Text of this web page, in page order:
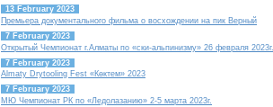
13 February 2023
Премьера документального фильма о восхождении на пик Верный
7 February 2023
Открытый Чемпионат г.Алматы по «ски-альпинизму» 26 февраля 2023г.
7 February 2023
Almaty Drytooling Fest «Көктем» 2023
7 February 2023
МЮ Чемпионат РК по «Ледолазанию» 2-5 марта 2023г.